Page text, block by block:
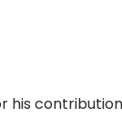
his